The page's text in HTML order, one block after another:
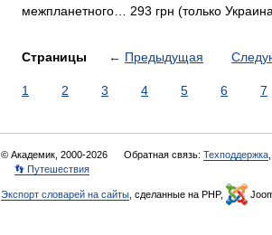
межпланетного… 293 грн (только
Страницы ← Предыдущая
1 2 3 4 5 6 7
© Академик, 2000-2026 Обратная связь: Техподдержка
👣 Путешествия
Экспорт словарей на сайты , сделанные на PHP,